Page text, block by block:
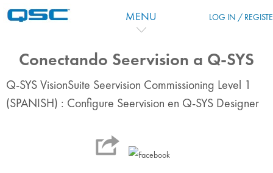
MENU LOG IN /
Conectando Seervision a Q-SYS
Q-SYS VisionSuite Seervision Commissioning Level 1
(SPANISH) : Configure Seervision en Q-SYS Designer